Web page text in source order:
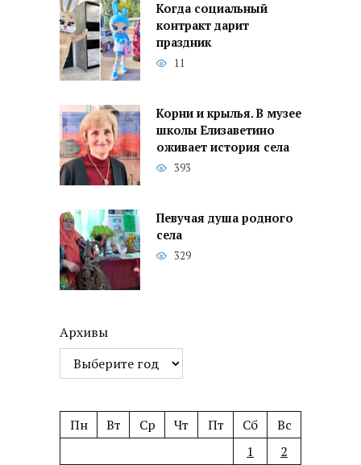
Когда социальный
контракт дарит
праздник
11
Корни и крылья. В музее
школы Елизаветино
оживает история села
393
Певучая душа родного
села
329
Архивы
Пн Вт Ср Чт Пт Сб
Вс
1
2